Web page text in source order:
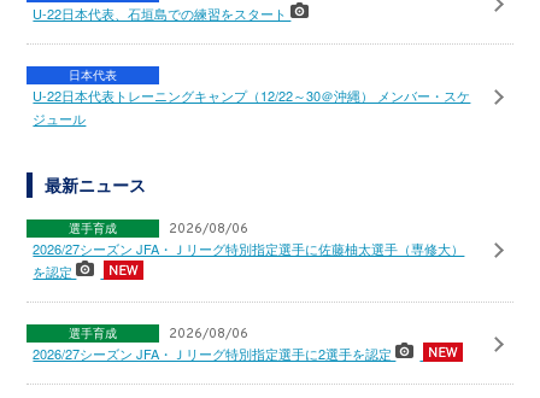
U-22日本代表、石垣島での練習をスタート
日本代表
U-22日本代表トレーニングキャンプ（12/22～30＠沖縄） メンバー・スケ
ジュール
最新ニュース
選手育成 2026/08/06
2026/27シーズン JFA・Ｊリーグ特別指定選手に佐藤柚太選手（専修大）
を認定
選手育成 2026/08/06
2026/27シーズン JFA・Ｊリーグ特別指定選手に2選手を認定